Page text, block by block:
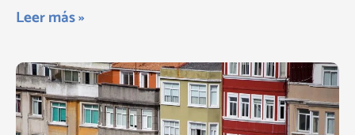
Leer más »